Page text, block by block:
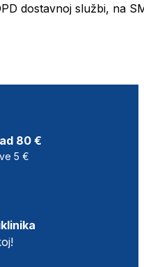
dostavnoj službi, na
80 €
5 €